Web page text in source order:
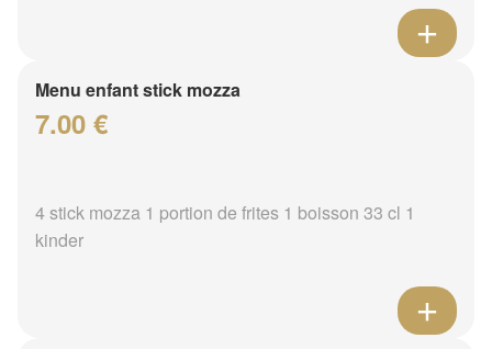
Menu enfant stick mozza
7.00 €
4 stick mozza 1 portion de frites 1 boisson 33 cl 1
kinder